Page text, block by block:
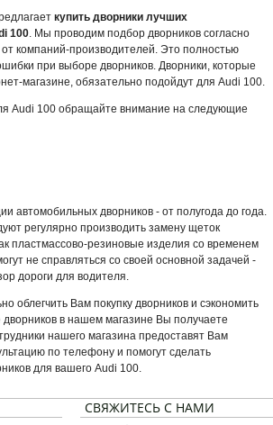
купить дворники лучших
100. Мы проводим подбор дворников согласно
компаний-производителей. Это полностью
при выборе дворников. Дворники, которые
магазине, обязательно подойдут для Audi 100.
Audi 100 обращайте внимание на следующие
автомобильных дворников - от полугода до года.
регулярно производить замену щеток
пластмассово-резиновые изделия со временем
не справляться со своей основной задачей -
дороги для водителя.
облегчить Вам покупку дворников и сэкономить
в нашем магазине Вы получаете
нашего магазина предоставят Вам
по телефону и помогут сделать
для вашего Audi 100.
СВЯЖИТЕСЬ С НАМИ